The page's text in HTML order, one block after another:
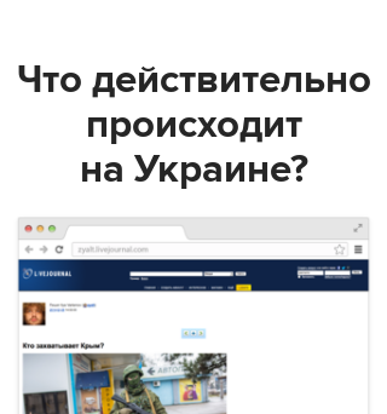
Что действительно
происходит
на Украине?